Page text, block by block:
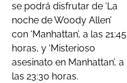
se podrá disfrutar de ‘La
noche de Woody Allen’
con ‘Manhattan’, a las 21:45
horas, y ‘Misterioso
asesinato en Manhattan’, a
las 23:30 horas.